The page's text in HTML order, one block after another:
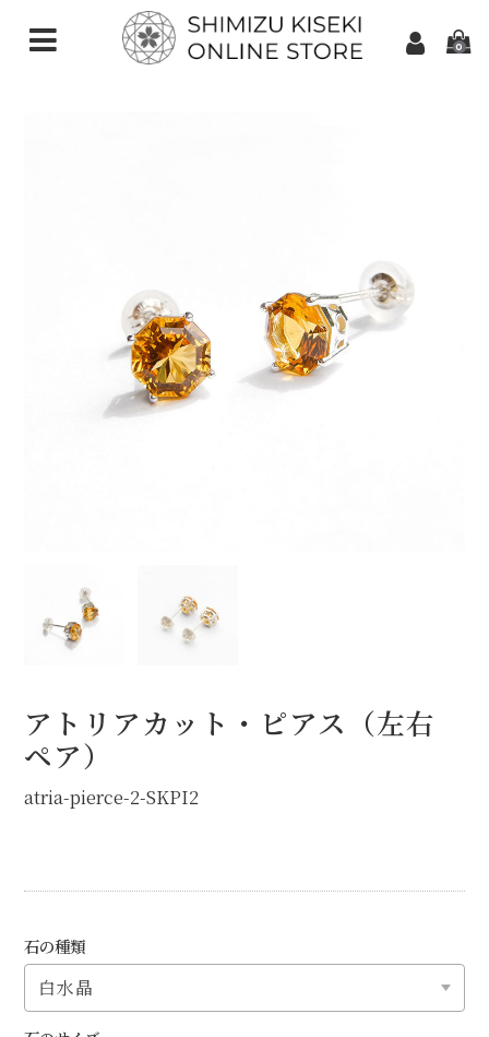
0
クローバーインカット
カメリアカット
アトリアカット
NEWS
FAQ
アトリアカット・ピアス（左右
ペア）
atria-pierce-2-SKPI2
石の種類